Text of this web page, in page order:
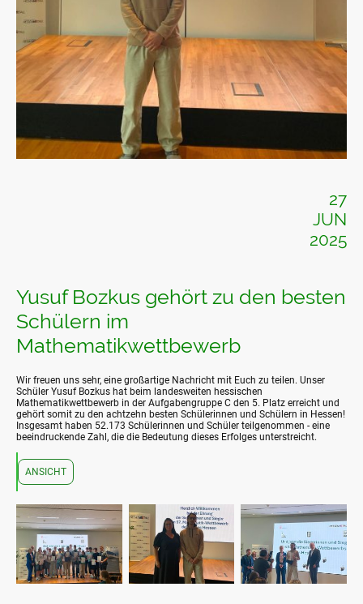
27
JUN
2025
Yusuf Bozkus gehört zu den besten
Schülern im
Mathematikwettbewerb
Wir freuen uns sehr, eine großartige Nachricht mit Euch zu teilen. Unser
Schüler Yusuf Bozkus hat beim landesweiten hessischen
Mathematikwettbewerb in der Aufgabengruppe C den 5. Platz erreicht und
gehört somit zu den achtzehn besten Schülerinnen und Schülern in Hessen!
Insgesamt haben 52.173 Schülerinnen und Schüler teilgenommen - eine
beeindruckende Zahl, die die Bedeutung dieses Erfolges unterstreicht.
ANSICHT